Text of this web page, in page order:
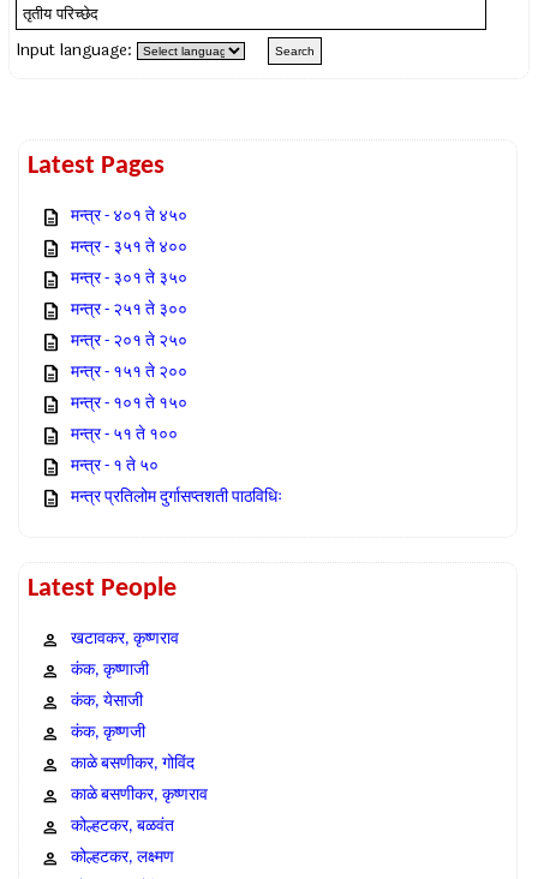
Input language:
Latest Pages
मन्त्र - ४०१ ते ४५०
मन्त्र - ३५१ ते ४००
मन्त्र - ३०१ ते ३५०
मन्त्र - २५१ ते ३००
मन्त्र - २०१ ते २५०
मन्त्र - १५१ ते २००
मन्त्र - १०१ ते १५०
मन्त्र - ५१ ते १००
मन्त्र - १ ते ५०
मन्त्र प्रतिलोम दुर्गासप्तशती पाठविधिः
Latest People
खटावकर, कृष्णराव
कंक, कृष्णाजी
कंक, येसाजी
कंक, कृष्णजी
काळे बसणीकर, गोविंद
काळे बसणीकर, कृष्णराव
कोल्हटकर, बळवंत
कोल्हटकर, लक्ष्मण